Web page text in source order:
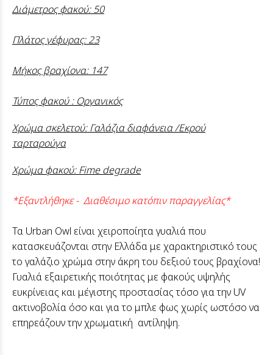
Διάμετρος φακού: 50
Πλάτος γέφυρας: 23
Μήκος βραχίονα: 147
Τύπος φακού : Οργανικός
Χρώμα σκελετού: Γαλάζια διαφάνεια /Εκρού
ταρταρούγα
Χρώμα φακού: Fime degrade
*Εξαντλήθηκε - Διαθέσιμο κατόπιν παραγγελίας*
Τα Urban Owl είναι χειροποίητα γυαλιά που
κατασκευάζονται στην Ελλάδα με χαρακτηριστικό τους
το γαλάζιο χρώμα στην άκρη του δεξιού τους βραχίονα!
Γυαλιά εξαιρετικής ποιότητας με φακούς υψηλής
ευκρίνειας και μέγιστης προστασίας τόσο για την UV
ακτινοβολία όσο και για το μπλε φως χωρίς ωστόσο να
επηρεάζουν την χρωματική αντίληψη.